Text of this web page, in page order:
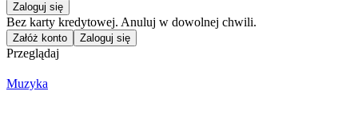
Zaloguj się
Bez karty kredytowej. Anuluj w dowolnej chwili.
Załóż konto Zaloguj się
Przeglądaj
Muzyka